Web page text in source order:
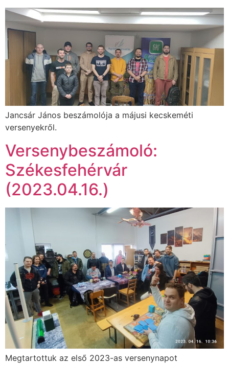
Jancsár János beszámolója a májusi kecskeméti
versenyekről.
Versenybeszámoló:
Székesfehérvár
(2023.04.16.)
Megtartottuk az első 2023-as versenynapot